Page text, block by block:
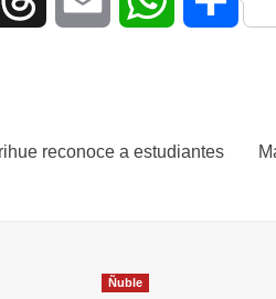
reconoce a estudiantes
Ñuble